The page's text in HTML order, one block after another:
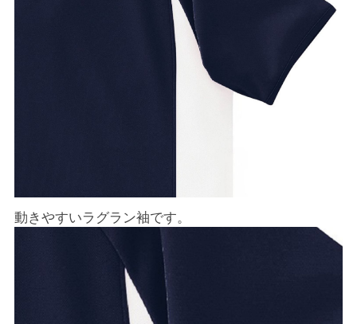
動きやすいラグラン袖です。